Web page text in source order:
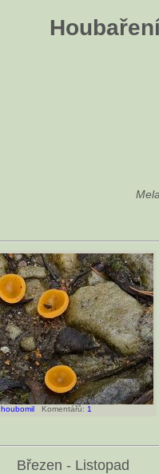
houbomilKomentářů: 1
Březen - Listopad